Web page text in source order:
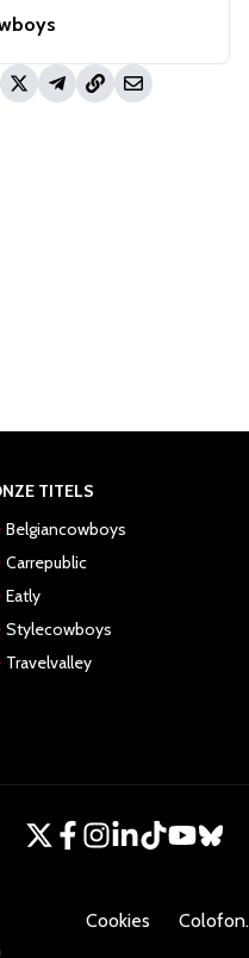
TITELS
Belgiancowboys
Carrepublic
Eatly
Stylecowboys
Travelvalley
Cookies Colofon.